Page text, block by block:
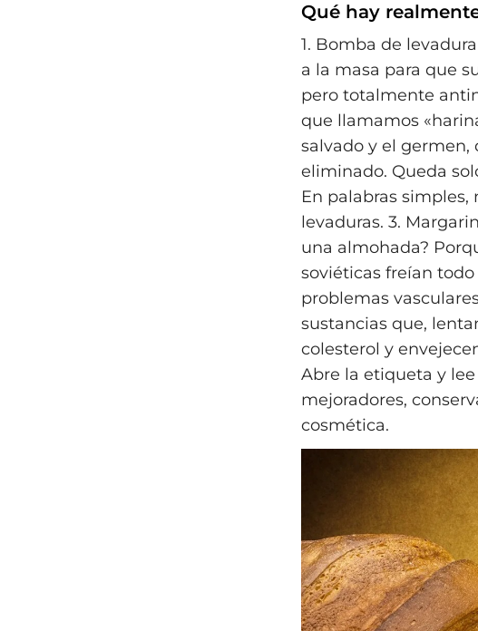
Qué hay
1. Bomba de
a la masa para que
pero totalmente
que llamamos
salvado y el germen,
eliminado. Queda
En palabras simples,
levaduras. 3.
una almohada?
soviéticas freían
problemas
sustancias que,
colesterol y
Abre la etiqueta y
mejoradores,
cosmética.